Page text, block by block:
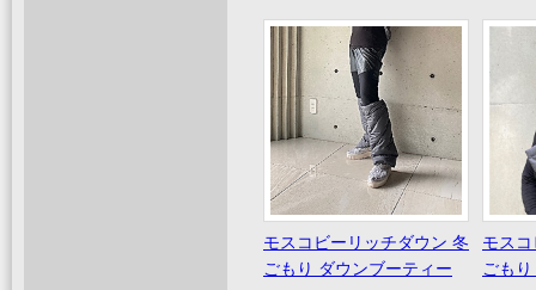
モスコビーリッチダウン 冬
ごもり ダウンブーティー
モス
ごも